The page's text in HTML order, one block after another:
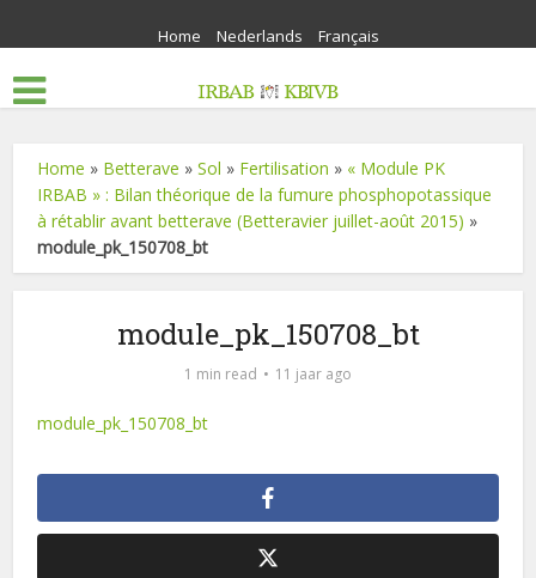
Home Nederlands Français
Home » Betterave »Sol » Fertilisation » « Module PK
IRBAB » : Bilan théorique de la fumure phosphopotassique
à rétablir avant betterave (Betteravier juillet-août 2015) »
module_pk_150708_bt
module_pk_150708_bt
1 min read 11 jaar ago
module_pk_150708_bt